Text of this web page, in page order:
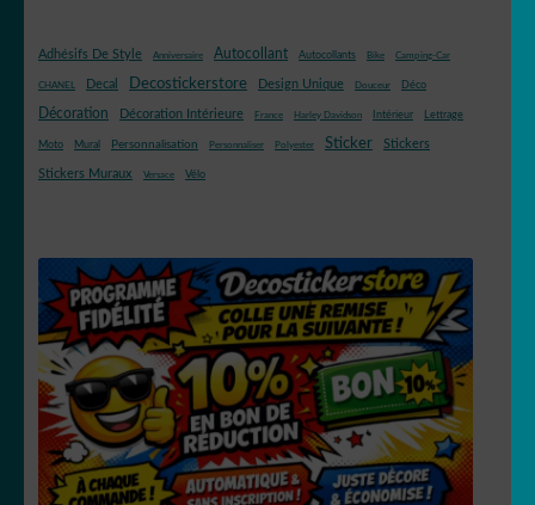
Adhésifs De Style Anniversaire Autocollant Autocollants Bike Camping-Car
CHANEL Decal Decostickerstore Design Unique Douceur Déco
Décoration Décoration Intérieure France Harley Davidson Intérieur Lettrage
Moto Mural Personnalisation Personnaliser Polyester Sticker Stickers
Stickers Muraux Versace Vélo